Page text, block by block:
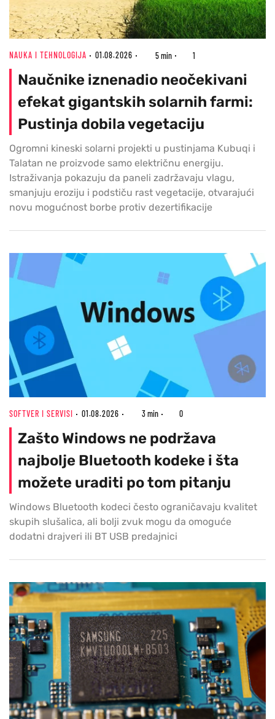
NAUKA I TEHNOLOGIJA 01.08.2026 5 min 1
Naučnike iznenadio neočekivani
efekat gigantskih solarnih farmi:
Pustinja dobila vegetaciju
Ogromni kineski solarni projekti u pustinjama Kubuqi i
Talatan ne proizvode samo električnu energiju.
Istraživanja pokazuju da paneli zadržavaju vlagu,
smanjuju eroziju i podstiču rast vegetacije, otvarajući
novu mogućnost borbe protiv dezertifikacije
SOFTVER I SERVISI 01.08.2026 3 min 0
Zašto Windows ne podržava
najbolje Bluetooth kodeke i šta
možete uraditi po tom pitanju
Windows Bluetooth kodeci često ograničavaju kvalitet
skupih slušalica, ali bolji zvuk mogu da omoguće
dodatni drajveri ili BT USB predajnici